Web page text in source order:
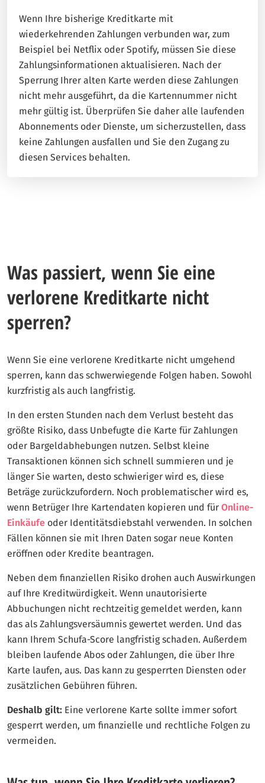
Wenn Ihre bisherige Kreditkarte mit
wiederkehrenden Zahlungen verbunden war, zum
Beispiel bei Netflix oder Spotify, müssen Sie diese
Zahlungsinformationen aktualisieren. Nach der
Sperrung Ihrer alten Karte werden diese Zahlungen
nicht mehr ausgeführt, da die Kartennummer nicht
mehr gültig ist. Überprüfen Sie daher alle laufenden
Abonnements oder Dienste, um sicherzustellen, dass
keine Zahlungen ausfallen und Sie den Zugang zu
diesen Services behalten.
Was passiert, wenn Sie eine
verlorene Kreditkarte nicht
sperren?
Wenn Sie eine verlorene Kreditkarte nicht umgehend
sperren, kann das schwerwiegende Folgen haben. Sowohl
kurzfristig als auch langfristig.
In den ersten Stunden nach dem Verlust besteht das
größte Risiko, dass Unbefugte die Karte für Zahlungen
oder Bargeldabhebungen nutzen. Selbst kleine
Transaktionen können sich schnell summieren und je
länger Sie warten, desto schwieriger wird es, diese
Beträge zurückzufordern. Noch problematischer wird es,
wenn Betrüger Ihre Kartendaten kopieren und für Online-
Einkäufe oder Identitätsdiebstahl verwenden. In solchen
Fällen können sie mit Ihren Daten sogar neue Konten
eröffnen oder Kredite beantragen.
Neben dem finanziellen Risiko drohen auch Auswirkungen
auf Ihre Kreditwürdigkeit. Wenn unautorisierte
Abbuchungen nicht rechtzeitig gemeldet werden, kann
das als Zahlungsversäumnis gewertet werden. Und das
kann Ihrem Schufa-Score langfristig schaden. Außerdem
bleiben laufende Abos oder Zahlungen, die über Ihre
Karte laufen, aus. Das kann zu gesperrten Diensten oder
zusätzlichen Gebühren führen.
Deshalb gilt: Eine verlorene Karte sollte immer sofort
gesperrt werden, um finanzielle und rechtliche Folgen zu
vermeiden.